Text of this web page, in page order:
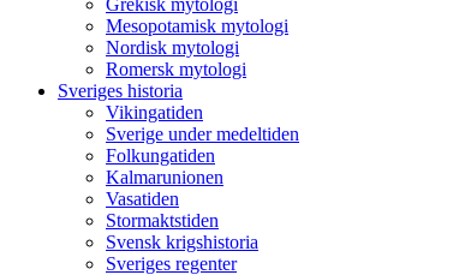
Grekisk mytologi
Mesopotamisk mytologi
Nordisk mytologi
Romersk mytologi
Sveriges historia
Vikingatiden
Sverige under medeltiden
Folkungatiden
Kalmarunionen
Vasatiden
Stormaktstiden
Svensk krigshistoria
Sveriges regenter